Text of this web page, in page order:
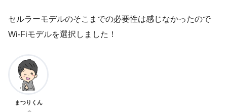
セルラーモデルのそこまでの必要性は感じなかったので
Wi-Fiモデルを選択しました！
まつりくん